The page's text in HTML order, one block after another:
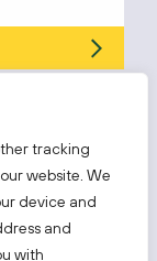
tracking
website. We
device and
and
with